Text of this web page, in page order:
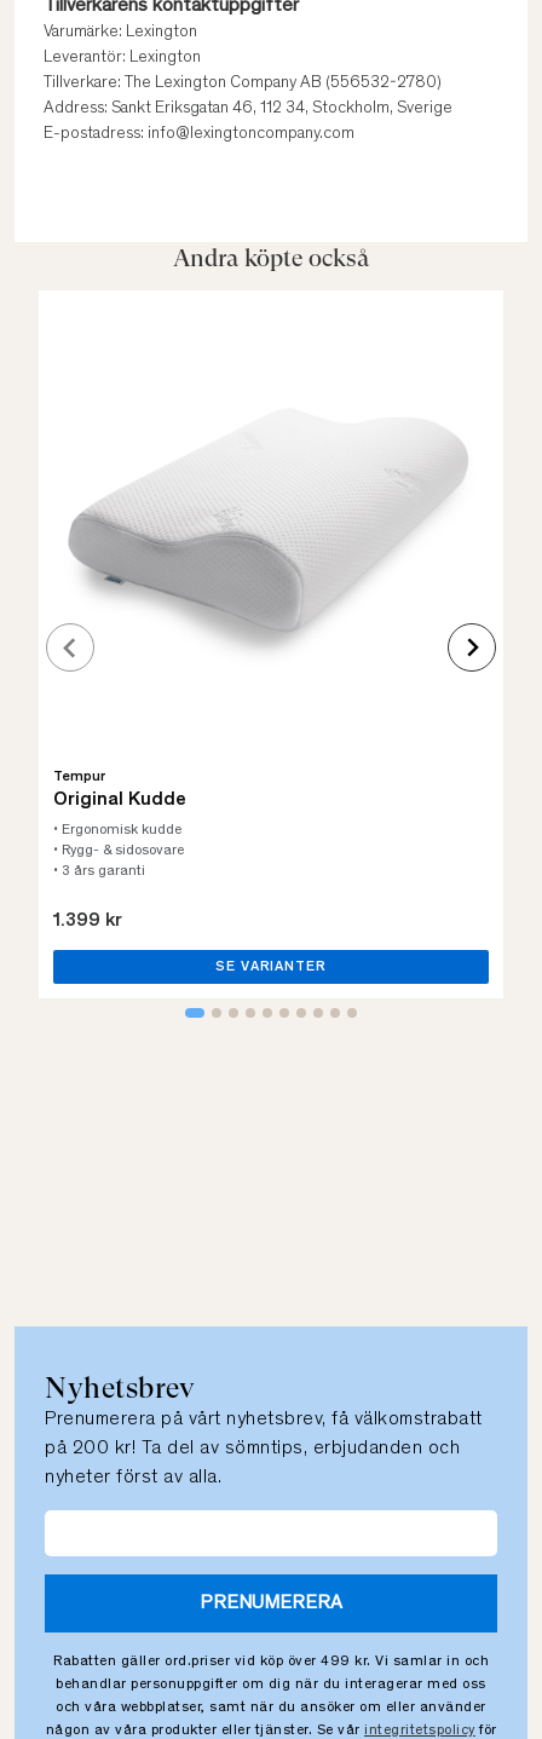
Tillverkarens kontaktuppgifter
Varumärke: Lexington
Leverantör: Lexington
Tillverkare: The Lexington Company AB (556532-2780)
Address: Sankt Eriksgatan 46, 112 34, Stockholm, Sverige
E-postadress: info@lexingtoncompany.com
Andra köpte också
Tempur
Original Kudde
• Ergonomisk kudde
• Rygg- & sidosovare
• 3 års garanti
1.399 kr
SE VARIANTER
Nyhetsbrev
Prenumerera på vårt nyhetsbrev, få välkomstrabatt
på 200 kr! Ta del av sömntips, erbjudanden och
nyheter först av alla.
PRENUMERERA
Rabatten gäller ord.priser vid köp över 499 kr. Vi samlar in och
behandlar personuppgifter om dig när du interagerar med oss
och våra webbplatser, samt när du ansöker om eller använder
någon av våra produkter eller tjänster. Se vår integritetspolicy för